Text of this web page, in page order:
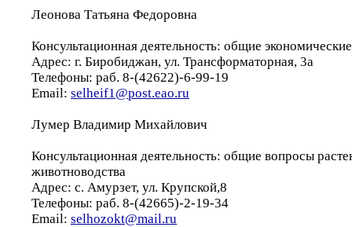
Леонова Татьяна Федоровна
Консультационная деятельность: общие
Адрес: г. Биробиджан, ул. Трансформаторная, 3а
Телефоны: раб. 8-(42622)-6-99-19
Email: selheif1@post.eao.ru
Лумер Владимир Михайлович
Консультационная деятельность: общие вопросы
животноводства
Адрес: с. Амурзет, ул. Крупской,8
Телефоны: раб. 8-(42665)-2-19-34
Email: selhozokt@mail.ru